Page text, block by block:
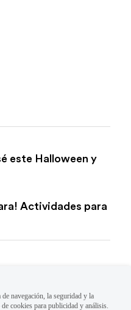
este Halloween y
Actividades para
navegación, la seguridad y la
cookies para publicidad y análisis.